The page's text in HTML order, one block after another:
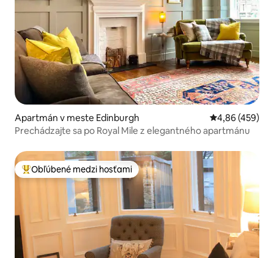
Apartmán v meste Edinburgh Priemerné
4,86 (459)
Prechádzajte sa po Royal Mile z elegantného apartmánu
Najobľúbenejšie medzi hosťami
Obľúbené medzi hosťami